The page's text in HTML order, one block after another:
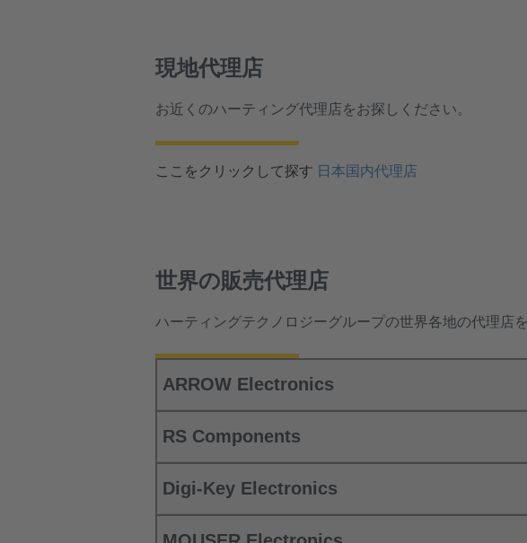
現地代理店
お近くのハーティング代理店をお探しください。
ここをクリックして探す 日本国内代理店
世界の販売代理店
ハーティングテクノロジーグループの世界各地の代理店
ARROW Electronics
RS Components
Digi-Key Electronics